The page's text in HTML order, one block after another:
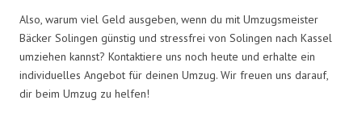
Also, warum viel Geld ausgeben, wenn du mit Umzugsmeister
Bäcker Solingen günstig und stressfrei von Solingen nach Kassel
umziehen kannst? Kontaktiere uns noch heute und erhalte ein
individuelles Angebot für deinen Umzug. Wir freuen uns darauf,
dir beim Umzug zu helfen!